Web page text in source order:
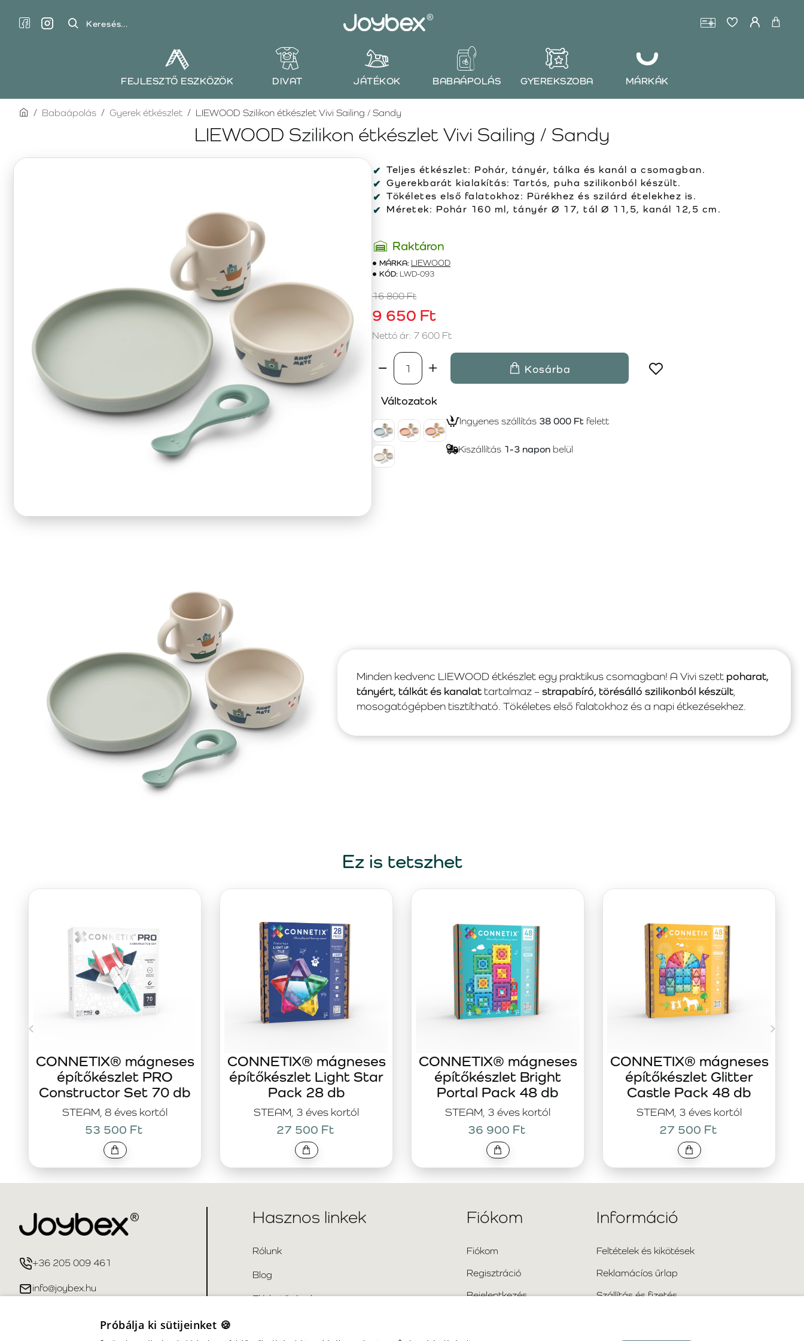
Keresés...
FEJLESZTŐ ESZKÖZÖK DIVAT JÁTÉKOK BABAÁPOLÁS GYEREKSZOBA MÁRKÁK
LIEWOOD Szilikon étkészlet Vivi Sailing / Sandy
homeBabaápolás Gyerek étkészlet LIEWOOD Szilikon étkészlet Vivi Sailing / Sandy
Teljes étkészlet: Pohár, tányér, tálka és kanál a csomagban.
Gyerekbarát kialakítás: Tartós, puha szilikonból készült.
Tökéletes első falatokhoz: Pürékhez és szilárd ételekhez is.
Méretek: Pohár 160 ml, tányér Ø 17, tál Ø 11,5, kanál 12,5 cm.
Raktáron
MÁRKA: LIEWOOD
KÓD: LWD-093
9 650 Ft
16 800 Ft
Nettó ár: 7 600 Ft
Kosárba
Változatok
Ingyenes szállítás 38 000 Ft felett
Kiszállítás 1-3 napon belül
Minden kedvenc LIEWOOD étkészlet egy praktikus csomagban! A Vivi szett poharat,
tányért, tálkát és kanalattartalmaz –strapabíró, törésálló szilikonból készült,
mosogatógépben tisztítható. Tökéletes első falatokhoz és a napi étkezésekhez.
Ez is tetszhet
STEAM, 8 éves kortól
CONNETIX® mágneses
építőkészlet PRO
Constructor Set 70 db
53 500 Ft
STEAM, 3 éves kortól
CONNETIX® mágneses
építőkészlet Light Star
Pack 28 db
27 500 Ft
STEAM, 3 éves kortól
CONNETIX® mágneses
építőkészlet Bright
Portal Pack 48 db
36 900 Ft
STEAM, 3 éves kortól
CONNETIX® mágneses
építőkészlet Glitter
Castle Pack 48 db
27 500 Ft
+36 205 009 461
info@joybex.hu
Hasznos linkek
Rólunk
Blog
Elérhetőségek
Fiókom
Fiókom
Regisztráció
Bejelentkezés
Információ
Feltételek és kikötések
Reklamácíos űrlap
Szállítás és fizetés
Próbálja ki sütijeinket 🍪